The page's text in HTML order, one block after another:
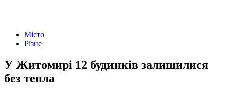
Місто
Різне
У Житомирі 12 будинків залишилися
без тепла